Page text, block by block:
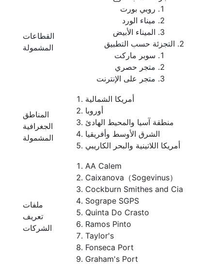
القطاعات
المشمولة
روبي بورت
ميناء الورد
الميناء الأبيض
التجزئة حسب التطبيق
سوبر ماركت
متجر حصري
متجر على الإنترنت
المناطق
الجغرافية
المشمولة
أمريكا الشمالية
أوروبا
منطقة آسيا والمحيط الهادئ
الشرق الأوسط وأفريقيا
أمريكا اللاتينية والبحر الكاريبي
ملفات
تعريف
الشركات
AA Calem
Caixanova（Sogevinus）
Cockburn Smithes and Cia
Sogrape SGPS
Quinta Do Crasto
Ramos Pinto
Taylor's
Fonseca Port
Graham's Port